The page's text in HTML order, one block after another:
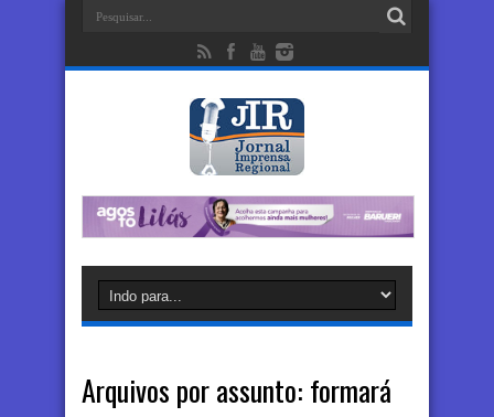
Arquivos por assunto: formará